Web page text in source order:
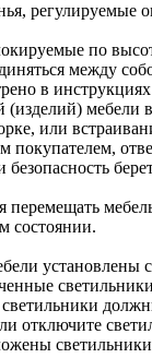
регулируемые
по
между
в
(изделий) мебели
или
покупателем,
перемещать
состоянии.
установлены
отключите